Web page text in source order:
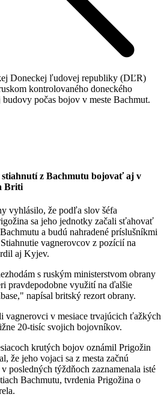
Doneckej ľudovej republiky (DĽR)
kontrolovaného doneckého
počas bojov v meste Bachmut.
z Bachmutu bojovať aj v
Briti
vyhlásilo, že podľa slov šéfa
sa jeho jednotky začali sťahovať
a budú nahradené príslušníkmi
vagnerovcov z pozícií na
aj Kyjev.
s ruským ministerstvom obrany
pravdepodobne využití na ďalšie
napísal britský rezort obrany.
vagnerovci v mesiace trvajúcich ťažkých
20-tisíc svojich bojovníkov.
krutých bojov oznámil Prigožin
že jeho vojaci sa z mesta začnú
posledných týždňoch zaznamenala isté
Bachmutu, tvrdenia Prigožina o